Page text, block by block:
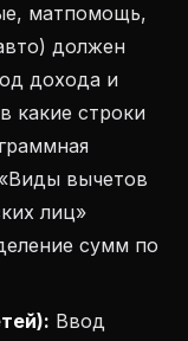
матпомощь,
должен
дохода и
какие строки
вычетов
лиц»
сумм по
Ввод